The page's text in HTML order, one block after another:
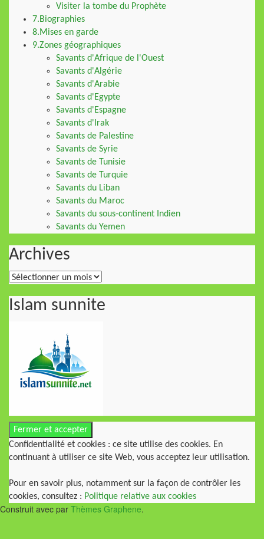
Visiter la tombe du Prophète
7.Biographies
8.Mises en garde
9.Zones géographiques
Savants d'Afrique de l'Ouest
Savants d'Algérie
Savants d'Arabie
Savants d'Egypte
Savants d'Espagne
Savants d'Irak
Savants de Palestine
Savants de Syrie
Savants de Tunisie
Savants de Turquie
Savants du Liban
Savants du Maroc
Savants du sous-continent Indien
Savants du Yemen
Archives
Archives
Islam sunnite
Confidentialité et cookies : ce site utilise des cookies. En
continuant à utiliser ce site Web, vous acceptez leur utilisation.
Pour en savoir plus, notamment sur la façon de contrôler les
cookies, consultez : Politique relative aux cookies
Construit avec par Thèmes Graphene.